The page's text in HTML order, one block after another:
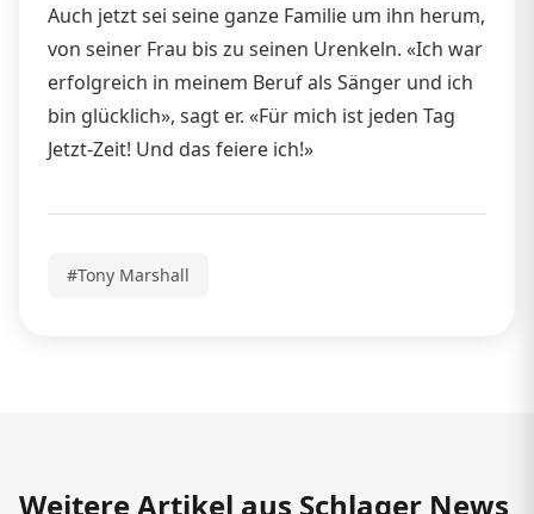
Auch jetzt sei seine ganze Familie um ihn herum,
von seiner Frau bis zu seinen Urenkeln. «Ich war
erfolgreich in meinem Beruf als Sänger und ich
bin glücklich», sagt er. «Für mich ist jeden Tag
Jetzt-Zeit! Und das feiere ich!»
#Tony Marshall
Weitere Artikel aus Schlager News